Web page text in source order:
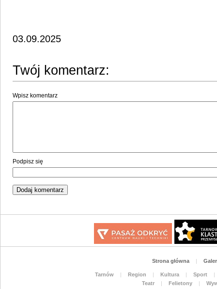
03.09.2025
Twój komentarz:
Wpisz komentarz
Podpisz się
Strona główna |
Tarnów | Region | Kultura | Sport
|
Teatr
| Felietony |